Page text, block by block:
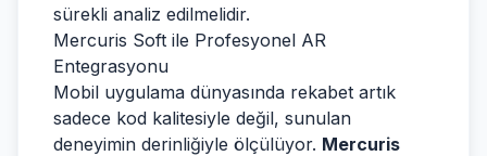
sürekli analiz edilmelidir.
Mercuris Soft ile Profesyonel AR
Entegrasyonu
Mobil uygulama dünyasında rekabet artık
sadece kod kalitesiyle değil, sunulan
deneyimin derinliğiyle ölçülüyor. Mercuris